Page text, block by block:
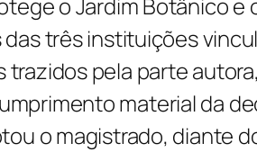
das três instituições
trazidos pela parte
material da
o magistrado, diante